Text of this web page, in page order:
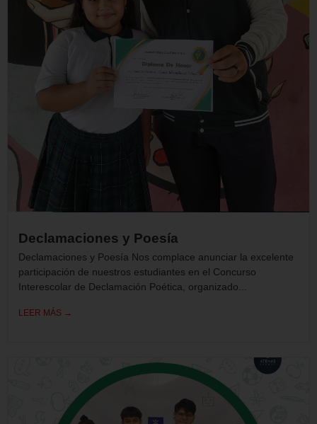
Declamaciones y Poesía
Declamaciones y Poesía Nos complace anunciar la excelente
participación de nuestros estudiantes en el Concurso
Interescolar de Declamación Poética, organizado...
LEER MÁS →